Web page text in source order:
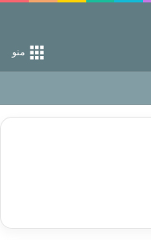
منو
از راه خداست‌!